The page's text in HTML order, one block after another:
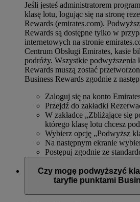
Jeśli jesteś administratorem
klasę lotu, logując się na stronę
Rewards (emirates.com).
Rewards są dostępne tylko w
internetowych na stronie
Centrum Obsługi Emirates, kasie
podróży. Wszystkie podwyższenia
Rewards muszą zostać
Business Rewards zgodnie z
Zaloguj się na konto
Przejdź do zakładki
W zakładce „Zbliżające się
którego klasę lotu chcesz
Wybierz opcję „Podwyższ
Na następnym ekranie
Postępuj zgodnie ze
Czy mogę podwyższyć
taryfie punktami